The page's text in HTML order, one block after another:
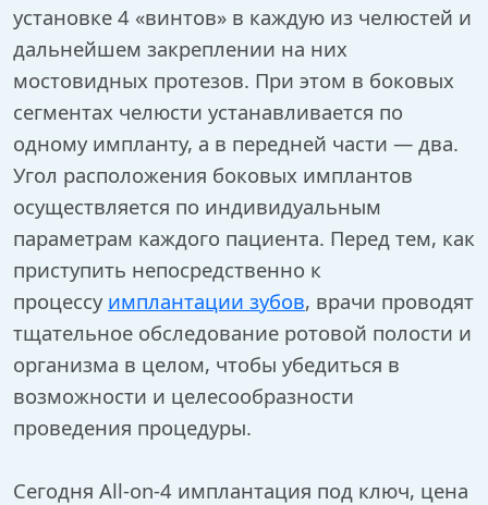
установке 4 «винтов» в каждую из челюстей и
дальнейшем закреплении на них
мостовидных протезов. При этом в боковых
сегментах челюсти устанавливается по
одному импланту, а в передней части — два.
Угол расположения боковых имплантов
осуществляется по индивидуальным
параметрам каждого пациента. Перед тем, как
приступить непосредственно к
процессу имплантации зубов, врачи проводят
тщательное обследование ротовой полости и
организма в целом, чтобы убедиться в
возможности и целесообразности
проведения процедуры.
Сегодня All-on-4 имплантация под ключ, цена